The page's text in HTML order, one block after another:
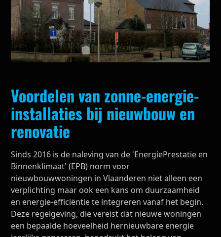
Voordelen van zonne-energie-
installaties bij nieuwbouw en
renovatie
Sinds 2016 is de naleving van de 'EnergiePrestatie en
Binnenklimaat' (EPB) norm voor
nieuwbouwwoningen in Vlaanderen niet alleen een
verplichting maar ook een kans om duurzaamheid
en energie-efficiëntie te integreren vanaf het begin.
Deze regelgeving, die vereist dat nieuwe woningen
een bepaalde hoeveelheid hernieuwbare energie